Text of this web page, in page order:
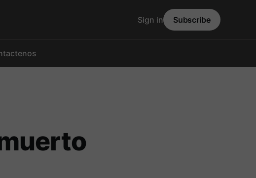
Sign in Subscribe